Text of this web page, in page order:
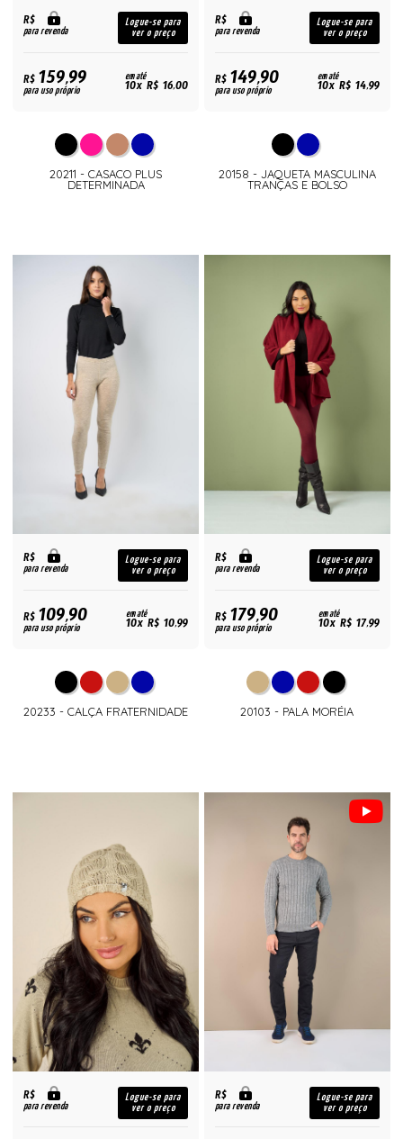
R$
para revenda
Logue-se para
ver o preço
R$159,99
para uso próprio
em até
10x R$ 16,00
20211 - CASACO PLUS
DETERMINADA
R$
para revenda
Logue-se para
ver o preço
R$149,90
para uso próprio
em até
10x R$ 14,99
20158 - JAQUETA MASCULINA
TRANÇAS E BOLSO
R$
para revenda
Logue-se para
ver o preço
R$109,90
para uso próprio
em até
10x R$ 10,99
20233 - CALÇA FRATERNIDADE
R$
para revenda
Logue-se para
ver o preço
R$179,90
para uso próprio
em até
10x R$ 17,99
20103 - PALA MORÉIA
R$
para revenda
Logue-se para
ver o preço
R$
para revenda
Logue-se para
ver o preço